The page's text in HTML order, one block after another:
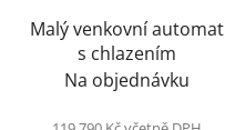
Malý venkovní automat
s chlazením
Na objednávku